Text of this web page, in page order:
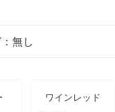
ワインレッド